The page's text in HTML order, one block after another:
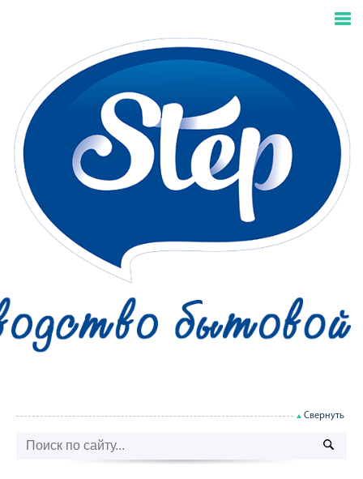
Свернуть